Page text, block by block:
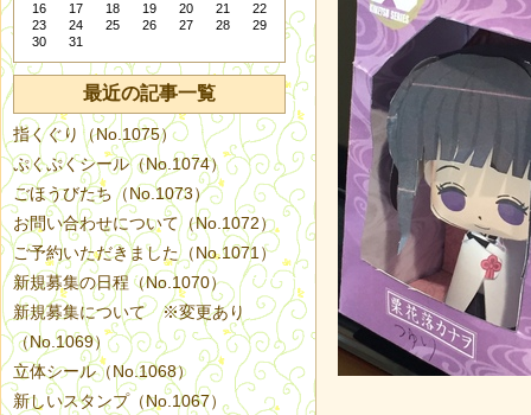
16
17 18 19 20 21
22
23
24 25 26 27 28
29
30
31
最近の記事一覧
指くぐり（No.1075）
ぷくぷくシール（No.1074）
ごほうびたち（No.1073）
お問い合わせについて（No.1072）
ご予約いただきました（No.1071）
新規募集の日程（No.1070）
新規募集について ※変更あり
（No.1069）
立体シール（No.1068）
新しいスタンプ（No.1067）